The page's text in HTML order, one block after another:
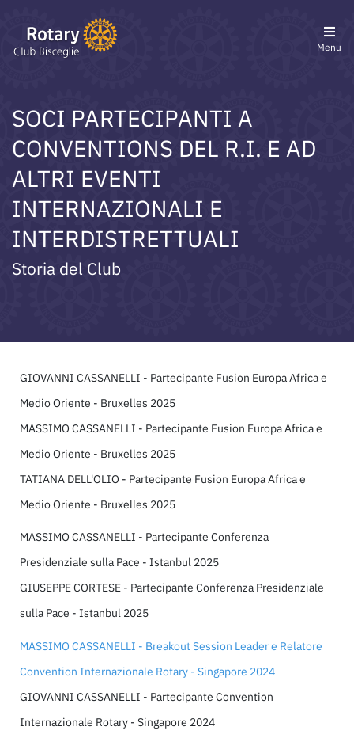
Menu
SOCI PARTECIPANTI A
CONVENTIONS DEL R.I. E AD
ALTRI EVENTI
INTERNAZIONALI E
INTERDISTRETTUALI
Storia del Club
GIOVANNI CASSANELLI - Partecipante Fusion Europa Africa e
Medio Oriente - Bruxelles 2025
MASSIMO CASSANELLI - Partecipante Fusion Europa Africa e
Medio Oriente - Bruxelles 2025
TATIANA DELL'OLIO - Partecipante Fusion Europa Africa e
Medio Oriente - Bruxelles 2025
MASSIMO CASSANELLI - Partecipante Conferenza
Presidenziale sulla Pace - Istanbul 2025
GIUSEPPE CORTESE - Partecipante Conferenza Presidenziale
sulla Pace - Istanbul 2025
MASSIMO CASSANELLI - Breakout Session Leader e Relatore
Convention Internazionale Rotary - Singapore 2024
GIOVANNI CASSANELLI - Partecipante Convention
Internazionale Rotary - Singapore 2024